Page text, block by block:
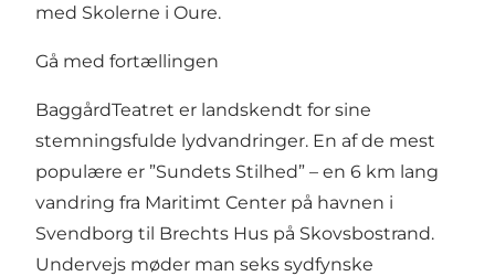
med Skolerne i Oure.
Gå med fortællingen
BaggårdTeatret er landskendt for sine
stemningsfulde lydvandringer. En af de mest
populære er ”Sundets Stilhed” – en 6 km lang
vandring fra Maritimt Center på havnen i
Svendborg til Brechts Hus på Skovsbostrand.
Undervejs møder man seks sydfynske